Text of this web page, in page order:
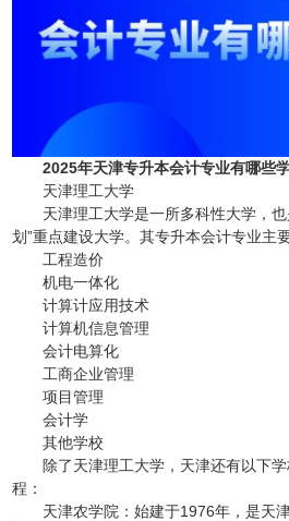
2025年天津专升本会计专业有哪些
天津理工大学
天津理工大学是一所多科性大学，也
划”重点建设大学。其专升本会计专业主
工程造价
机电一体化
计算计应用技术
计算机信息管理
会计电算化
工商企业管理
项目管理
会计学
其他学校
除了天津理工大学，天津还有以下学
程：
天津农学院：始建于1976年，是天津